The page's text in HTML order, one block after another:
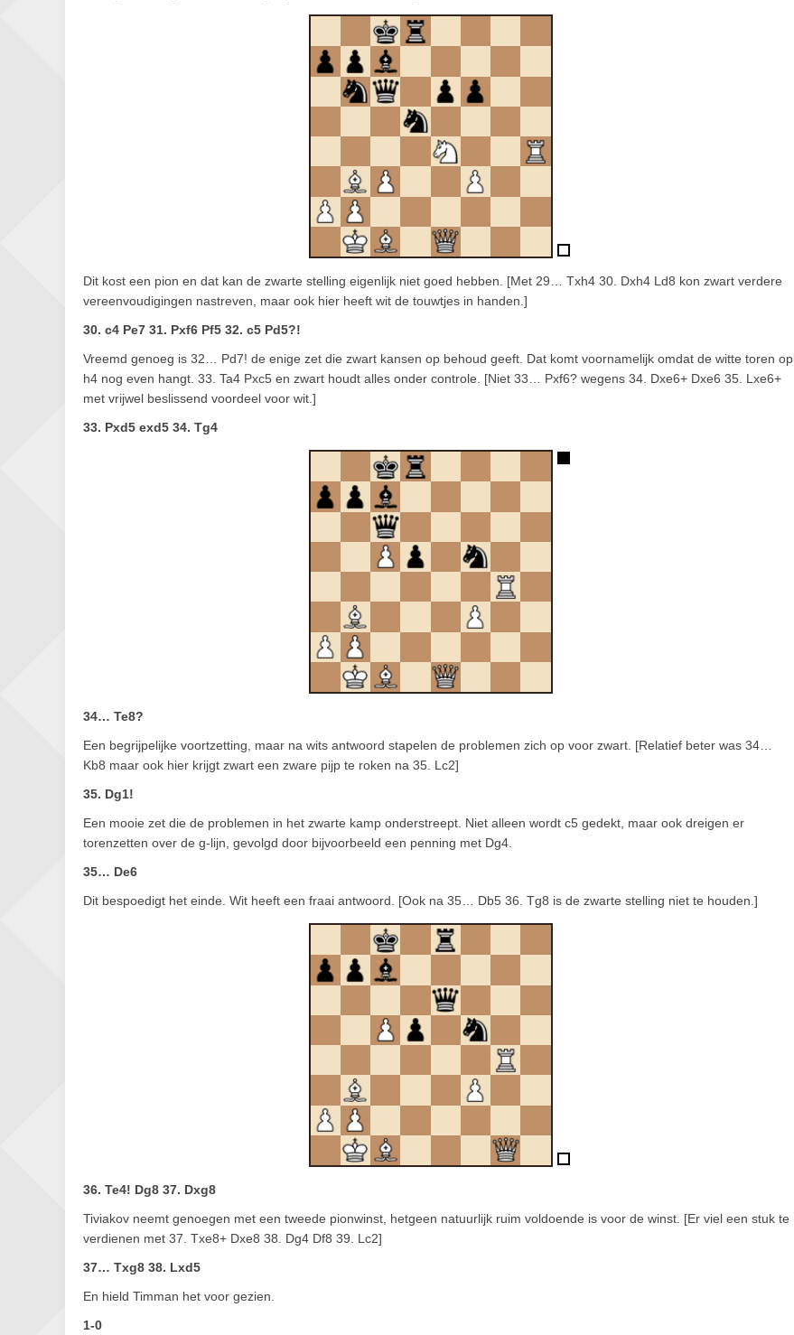
Dit kost een pion en dat kan de zwarte stelling eigenlijk niet goed hebben. [Met 29… Txh4 30. Dxh4 Ld8 kon zwart verdere
vereenvoudigingen nastreven, maar ook hier heeft wit de touwtjes in handen.]
30. c4 Pe7 31. Pxf6 Pf5 32. c5 Pd5?!
Vreemd genoeg is 32… Pd7! de enige zet die zwart kansen op behoud geeft. Dat komt voornamelijk omdat de witte toren op
h4 nog even hangt. 33. Ta4 Pxc5 en zwart houdt alles onder controle. [Niet 33… Pxf6? wegens 34. Dxe6+ Dxe6 35. Lxe6+
met vrijwel beslissend voordeel voor wit.]
33. Pxd5 exd5 34. Tg4
34… Te8?
Een begrijpelijke voortzetting, maar na wits antwoord stapelen de problemen zich op voor zwart. [Relatief beter was 34…
Kb8 maar ook hier krijgt zwart een zware pijp te roken na 35. Lc2]
35. Dg1!
Een mooie zet die de problemen in het zwarte kamp onderstreept. Niet alleen wordt c5 gedekt, maar ook dreigen er
torenzetten over de g-lijn, gevolgd door bijvoorbeeld een penning met Dg4.
35… De6
Dit bespoedigt het einde. Wit heeft een fraai antwoord. [Ook na 35… Db5 36. Tg8 is de zwarte stelling niet te houden.]
36. Te4! Dg8 37. Dxg8
Tiviakov neemt genoegen met een tweede pionwinst, hetgeen natuurlijk ruim voldoende is voor de winst. [Er viel een stuk te
verdienen met 37. Txe8+ Dxe8 38. Dg4 Df8 39. Lc2]
37… Txg8 38. Lxd5
En hield Timman het voor gezien.
1-0